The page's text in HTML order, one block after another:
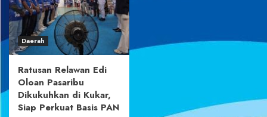
Daerah
Ratusan Relawan Edi
Oloan Pasaribu
Dikukuhkan di Kukar,
Siap Perkuat Basis PAN